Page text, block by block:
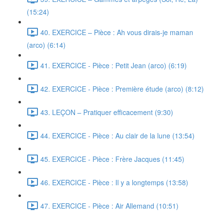
(15:24)
40. EXERCICE – Pièce : Ah vous dirais-je maman
(arco) (6:14)
41. EXERCICE - Pièce : Petit Jean (arco) (6:19)
42. EXERCICE - Pièce : Première étude (arco) (8:12)
43. LEÇON – Pratiquer efficacement (9:30)
44. EXERCICE - Pièce : Au clair de la lune (13:54)
45. EXERCICE - Pièce : Frère Jacques (11:45)
46. EXERCICE - Pièce : Il y a longtemps (13:58)
47. EXERCICE - Pièce : Air Allemand (10:51)